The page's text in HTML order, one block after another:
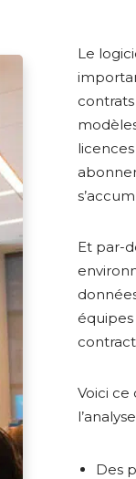
Le
Et par-
Voici
Des